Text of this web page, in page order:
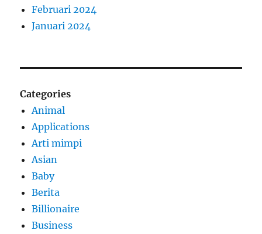
Februari 2024
Januari 2024
Categories
Animal
Applications
Arti mimpi
Asian
Baby
Berita
Billionaire
Business